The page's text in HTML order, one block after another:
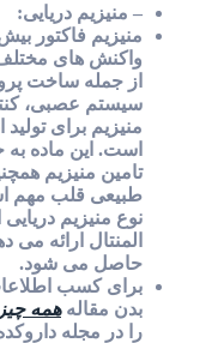
– منیزیم دریایی:
واکنش های مختلف
از جمله ساخت
سیستم عصبی،
منیزیم برای
است. این ماده
تامین منیزیم
طبیعی قلب مهم
المنتال ارائه
حاصل می شود.
برای کسب
بدن مقالههمه
را در مجله